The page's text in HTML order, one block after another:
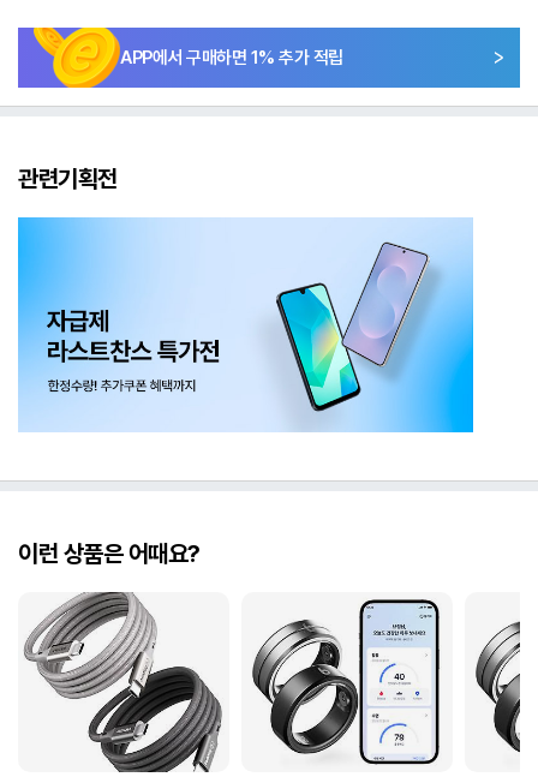
APP에서 구매하면 1% 추가 적립
관련기획전
이런 상품은 어때요?